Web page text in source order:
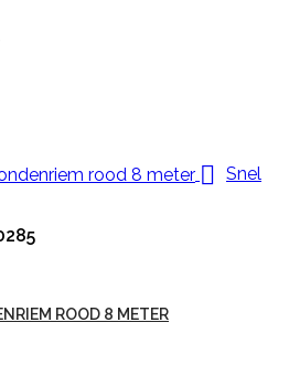
 Snel
ROOD 8 METER